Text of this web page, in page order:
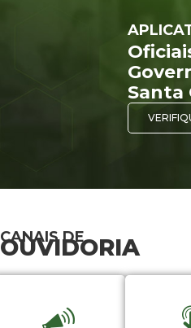
Santa
CANAIS DE
OUVIDORIA